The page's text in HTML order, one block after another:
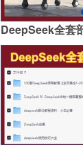
DeepSeek全套